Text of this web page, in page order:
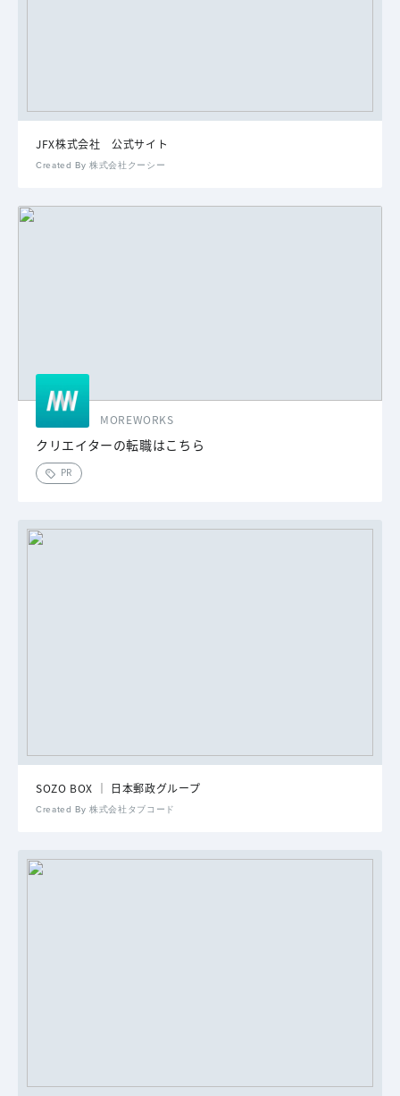
JFX株式会社 公式サイト
Created By 株式会社クーシー
MOREWORKS
クリエイターの転職はこちら
PR
SOZO BOX │ 日本郵政グループ
Created By 株式会社タブコード